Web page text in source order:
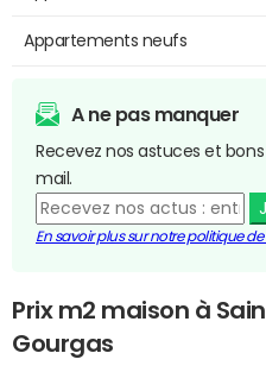
Appartements neufs
A ne pas manquer
Recevez nos astuces et
mail.
En savoir plus sur notre politique
Prix m2 maison à
Gourgas